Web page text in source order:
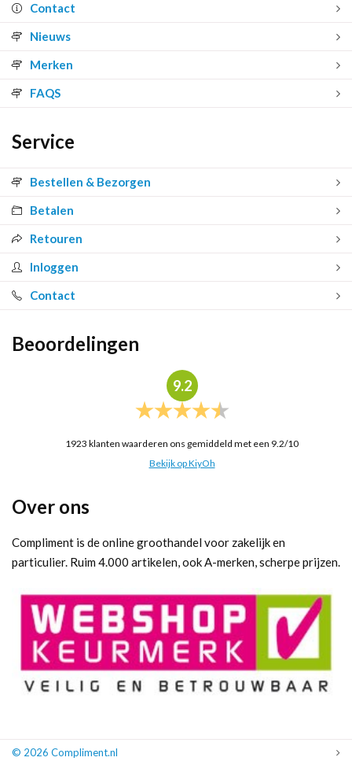
Contact
Nieuws
Merken
FAQS
Service
Bestellen & Bezorgen
Betalen
Retouren
Inloggen
Contact
Beoordelingen
9.2
1923 klanten waarderen ons gemiddeld met een 9.2/10
Bekijk op KiyOh
Over ons
Compliment is de online groothandel voor zakelijk en
particulier. Ruim 4.000 artikelen, ook A-merken, scherpe prijzen.
© 2026 Compliment.nl